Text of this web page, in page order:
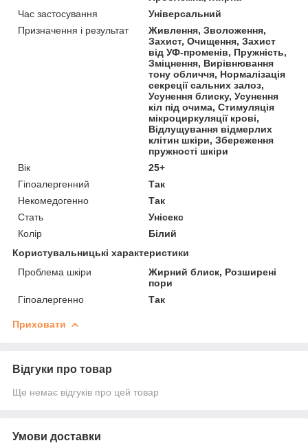
Час застосування
Універсальний
Призначення і результат
Живлення, Зволоження,
Захист, Очищення, Захист
від УФ-променів, Пружність,
Зміцнення, Вирівнювання
тону обличчя, Нормалізація
секреції сальних залоз,
Усунення блиску, Усунення
кіл під очима, Стимуляція
мікроциркуляції крові,
Відлущування відмерлих
клітин шкіри, Збереження
пружності шкіри
Вік
25+
Гіпоалергенний
Так
Некомедогенно
Так
Стать
Унісекс
Колір
Білий
Користувальницькі характеристики
Проблема шкіри
Жирний блиск, Розширені
пори
Гіпоалергенно
Так
Приховати
Відгуки про товар
Ще немає відгуків про цей товар
Умови доставки